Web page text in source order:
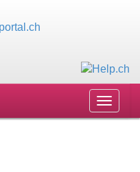
Toggle